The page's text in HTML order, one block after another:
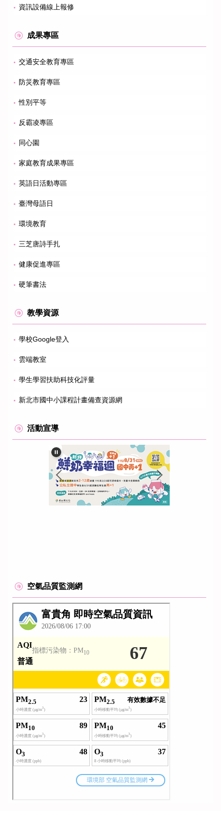
資訊設備線上報修
成果專區
交通安全教育專區
防災教育專區
性別平等
反霸凌專區
同心園
家庭教育成果專區
英語日活動專區
臺灣母語日
環境教育
三芝唐詩手扎
健康促進專區
硬筆書法
教學資源
學校Google登入
雲端教室
學生學習扶助科技化評量
新北市國中小課程計畫備查資源網
活動宣導
空氣品質監測網